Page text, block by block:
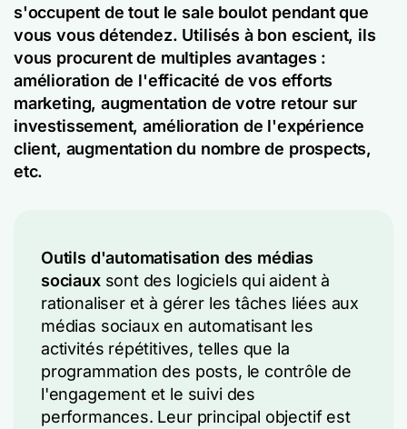
s'occupent de tout le sale boulot pendant que
vous vous détendez. Utilisés à bon escient, ils
vous procurent de multiples avantages :
amélioration de l'efficacité de vos efforts
marketing, augmentation de votre retour sur
investissement, amélioration de l'expérience
client, augmentation du nombre de prospects,
etc.
Outils d'automatisation des médias
sociauxsont des logiciels qui aident à
rationaliser et à gérer les tâches liées aux
médias sociaux en automatisant les
activités répétitives, telles que la
programmation des posts, le contrôle de
l'engagement et le suivi des
performances. Leur principal objectif est